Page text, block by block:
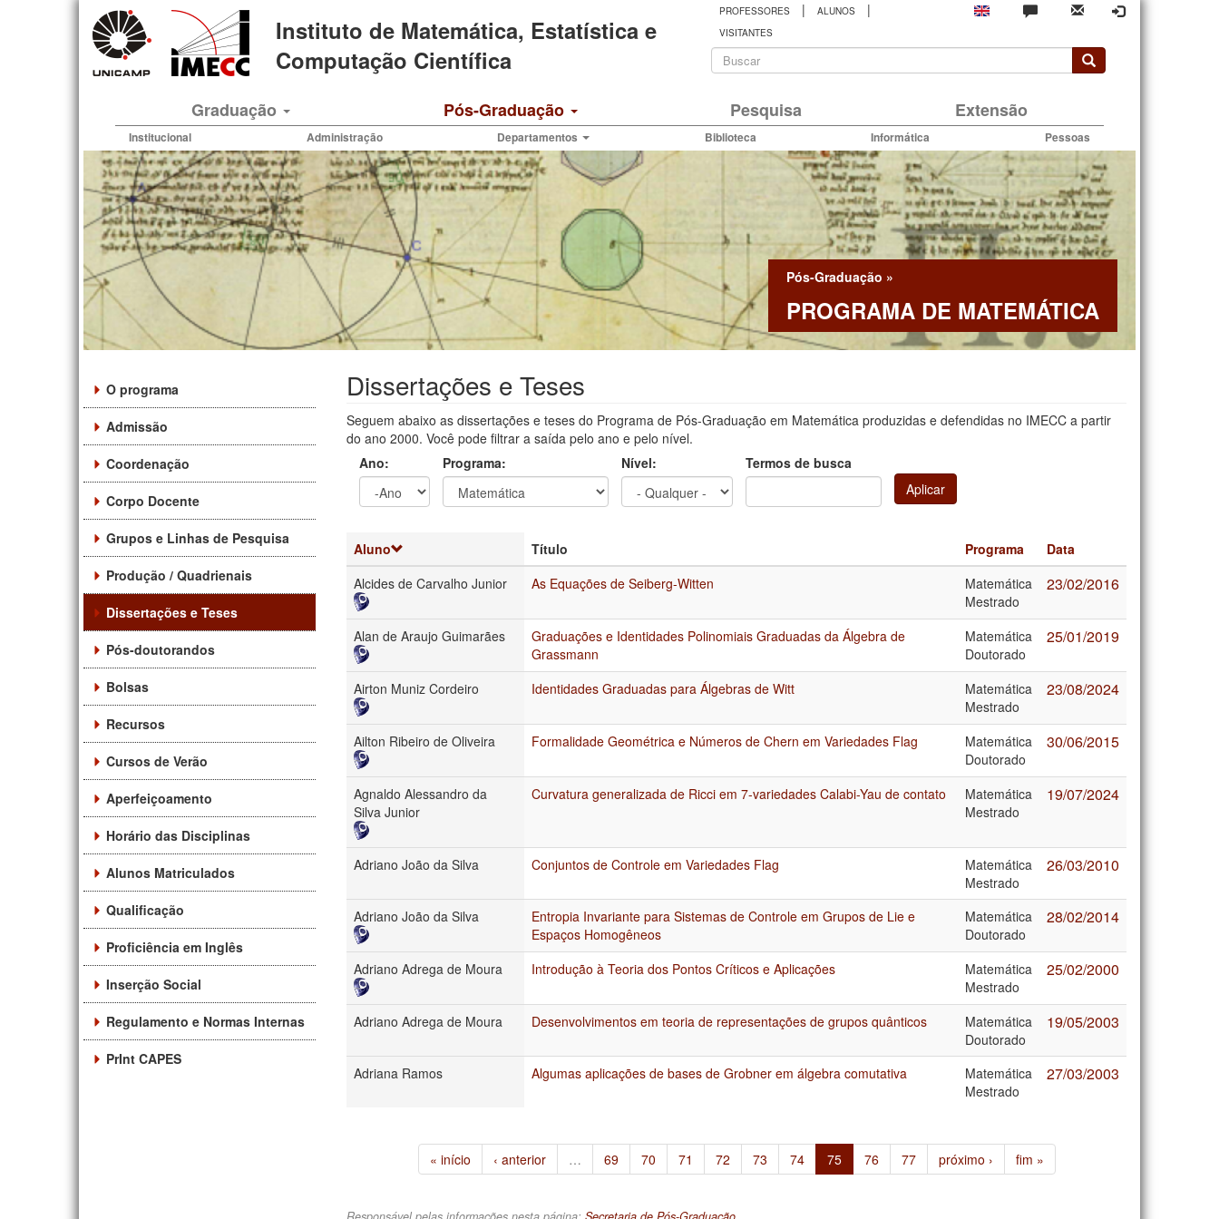
Instituto de Matemática, Estatística e
Computação Científica
PROFESSORES | ALUNOS |
VISITANTES
Formulário
busca
Graduação Pós-Graduação Pesquisa Extensão
Institucional Administração Departamentos Biblioteca Informática Pessoas
Pós-Graduação »
PROGRAMA DE MATEMÁTICA
O programa
Admissão
Coordenação
Corpo Docente
Grupos e Linhas de Pesquisa
Produção / Quadrienais
Dissertações e Teses
Pós-doutorandos
Bolsas
Recursos
Cursos de Verão
Aperfeiçoamento
Horário das Disciplinas
Alunos Matriculados
Qualificação
Proficiência em Inglês
Inserção Social
Regulamento e Normas Internas
PrInt CAPES
Dissertações e Teses
Seguem abaixo as dissertações e teses do Programa de Pós-Graduação em Matemática produzidas e defendidas no IMECC a partir
do ano 2000. Você pode filtrar a saída pelo ano e pelo nível.
Ano:
Programa: Nível:
Termos de busca
Aplicar
Aluno Título Programa
Data
Alcides de Carvalho Junior
As Equações de Seiberg-Witten
Matemática
Mestrado
23/02/2016
Alan de Araujo Guimarães
Graduações e Identidades Polinomiais Graduadas da Álgebra de
Grassmann
Matemática
Doutorado
25/01/2019
Airton Muniz Cordeiro Identidades Graduadas para Álgebras de Witt
Matemática
Mestrado
23/08/2024
Ailton Ribeiro de Oliveira Formalidade Geométrica e Números de Chern em Variedades Flag
Matemática
Doutorado
30/06/2015
Agnaldo Alessandro da
Silva Junior
Curvatura generalizada de Ricci em 7-variedades Calabi-Yau de contato
Matemática
Mestrado
19/07/2024
Adriano João da Silva Conjuntos de Controle em Variedades Flag
Matemática
Mestrado
26/03/2010
Adriano João da Silva
Entropia Invariante para Sistemas de Controle em Grupos de Lie e
Espaços Homogêneos
Matemática
Doutorado
28/02/2014
Adriano Adrega de Moura Introdução à Teoria dos Pontos Críticos e Aplicações
Matemática
Mestrado
25/02/2000
Adriano Adrega de Moura Desenvolvimentos em teoria de representações de grupos quânticos
Matemática
Doutorado
19/05/2003
Adriana Ramos Algumas aplicações de bases de Grobner em álgebra comutativa
Matemática
Mestrado
27/03/2003
« início ‹ anterior … 69 70 71 72 73 74 75 76 77 próximo › fim »